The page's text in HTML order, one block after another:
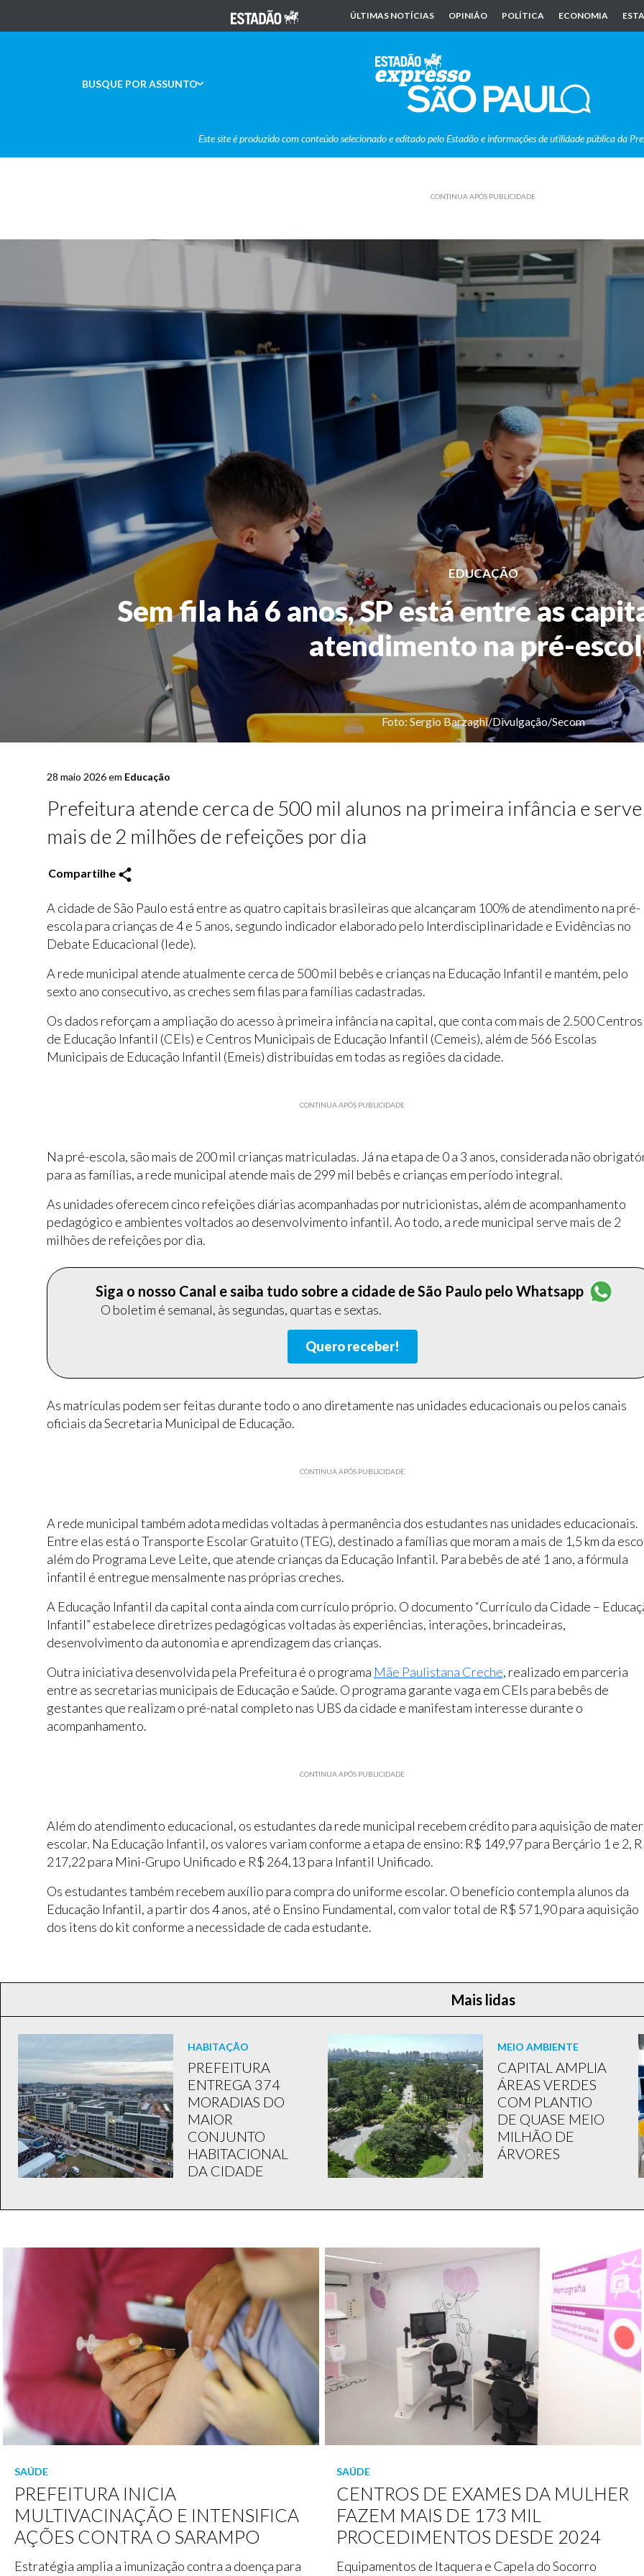
ÚLTIMAS NOTÍCIAS OPINIÃO POLÍTICA ECONOMIA
BUSQUE POR ASSUNTO
Este site é produzido com conteúdo selecionado e editado pelo Estadão e informações de utilidade pública da
CONTINUA APÓS PUBLICIDADE
EDUCAÇÃO
Sem fila há 6 anos, SP está entre as
atendimento na pré-
Foto: Sergio Barzaghi/Divulgação/Secom
28 maio 2026 em Educação
Prefeitura atende cerca de 500 mil alunos na primeira infância e serve
mais de 2 milhões de refeições por dia
Compartilhe
A cidade de São Paulo está entre as quatro capitais brasileiras que alcançaram 100% de atendimento na pré-
escola para crianças de 4 e 5 anos, segundo indicador elaborado pelo Interdisciplinaridade e Evidências no
Debate Educacional (Iede).
A rede municipal atende atualmente cerca de 500 mil bebês e crianças na Educação Infantil e mantém, pelo
sexto ano consecutivo, as creches sem filas para famílias cadastradas.
Os dados reforçam a ampliação do acesso à primeira infância na capital, que conta com mais de 2.500 Centros
de Educação Infantil (CEIs) e Centros Municipais de Educação Infantil (Cemeis), além de 566 Escolas
Municipais de Educação Infantil (Emeis) distribuídas em todas as regiões da cidade.
CONTINUA APÓS PUBLICIDADE
Na pré-escola, são mais de 200 mil crianças matriculadas. Já na etapa de 0 a 3 anos, considerada não
para as famílias, a rede municipal atende mais de 299 mil bebês e crianças em período integral.
As unidades oferecem cinco refeições diárias acompanhadas por nutricionistas, além de acompanhamento
pedagógico e ambientes voltados ao desenvolvimento infantil. Ao todo, a rede municipal serve mais de 2
milhões de refeições por dia.
Siga o nosso Canal e saiba tudo sobre a cidade de São Paulo pelo Whatsapp
O boletim é semanal, às segundas, quartas e sextas.
Quero receber!
As matrículas podem ser feitas durante todo o ano diretamente nas unidades educacionais ou pelos canais
oficiais da Secretaria Municipal de Educação.
CONTINUA APÓS PUBLICIDADE
A rede municipal também adota medidas voltadas à permanência dos estudantes nas unidades educacionais.
Entre elas está o Transporte Escolar Gratuito (TEG), destinado a famílias que moram a mais de 1,5 km da
além do Programa Leve Leite, que atende crianças da Educação Infantil. Para bebês de até 1 ano, a fórmula
infantil é entregue mensalmente nas próprias creches.
A Educação Infantil da capital conta ainda com currículo próprio. O documento “Currículo da Cidade –
Infantil” estabelece diretrizes pedagógicas voltadas às experiências, interações, brincadeiras,
desenvolvimento da autonomia e aprendizagem das crianças.
Outra iniciativa desenvolvida pela Prefeitura é o programa Mãe Paulistana Creche, realizado em parceria
entre as secretarias municipais de Educação e Saúde. O programa garante vaga em CEIs para bebês de
gestantes que realizam o pré-natal completo nas UBS da cidade e manifestam interesse durante o
acompanhamento.
CONTINUA APÓS PUBLICIDADE
Além do atendimento educacional, os estudantes da rede municipal recebem crédito para aquisição de
escolar. Na Educação Infantil, os valores variam conforme a etapa de ensino: R$ 149,97 para Berçário 1 e 2,
217,22 para Mini-Grupo Unificado e R$ 264,13 para Infantil Unificado.
Os estudantes também recebem auxílio para compra do uniforme escolar. O benefício contempla alunos da
Educação Infantil, a partir dos 4 anos, até o Ensino Fundamental, com valor total de R$ 571,90 para aquisição
dos itens do kit conforme a necessidade de cada estudante.
Mais lidas
HABITAÇÃO
PREFEITURA
ENTREGA 374
MORADIAS DO
MAIOR
CONJUNTO
HABITACIONAL
DA CIDADE
MEIO AMBIENTE
CAPITAL AMPLIA
ÁREAS VERDES
COM PLANTIO
DE QUASE MEIO
MILHÃO DE
ÁRVORES
SAÚDE
PREFEITURA INICIA
MULTIVACINAÇÃO E INTENSIFICA
AÇÕES CONTRA O SARAMPO
Estratégia amplia a imunização contra a doença para
SAÚDE
CENTROS DE EXAMES DA MULHER
FAZEM MAIS DE 173 MIL
PROCEDIMENTOS DESDE 2024
Equipamentos de Itaquera e Capela do Socorro